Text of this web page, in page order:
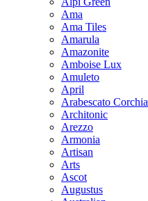
Ama
Ama Tiles
Amarula
Amazonite
Amboise Lux
Amuleto
April
Arabescato Corchia
Architonic
Arezzo
Armonia
Artisan
Arts
Ascot
Augustus